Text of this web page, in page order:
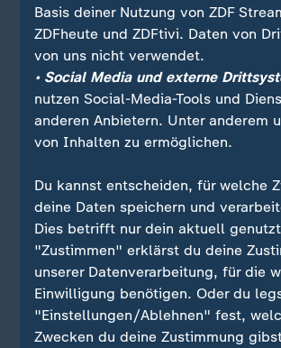
Champions League -
Die wichtigsten Spiele im Video.
Basis deiner Nutzung von ZDF
ZDFheute und ZDFtivi. Daten von
von uns nicht verwendet.
• Social Media und externe
nutzen Social-Media-Tools und
anderen Anbietern. Unter anderem
von Inhalten zu ermöglichen.
Du kannst entscheiden, für welche
deine Daten speichern und
Dies betrifft nur dein aktuell
"Zustimmen" erklärst du deine
unserer Datenverarbeitung, für die
Einwilligung benötigen. Oder du
"Einstellungen/Ablehnen" fest,
Zwecken du deine Zustimmung